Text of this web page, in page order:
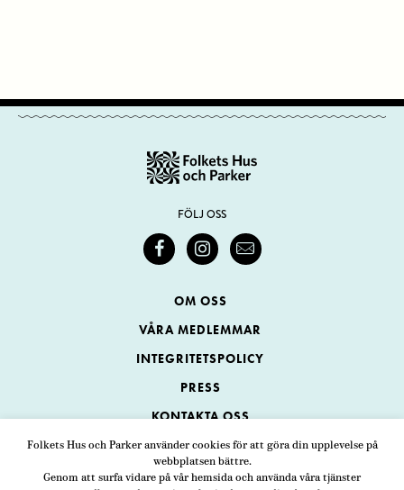
Folkets Hus och Parker använder cookies för att göra din upplevelse på
webbplatsen bättre.
Genom att surfa vidare på vår hemsida och använda våra tjänster
FÖLJ OSS
OM OSS
VÅRA MEDLEMMAR
INTEGRITETSPOLICY
PRESS
KONTAKTA OSS
Folkets Hus och Parker